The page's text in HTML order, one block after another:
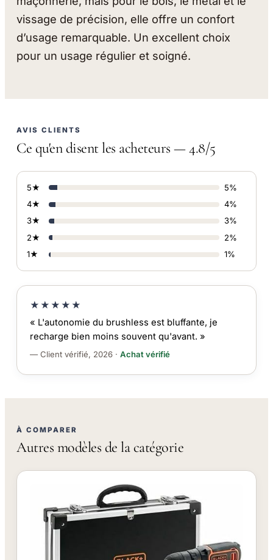
vissage de précision, elle offre un confort
d’usage remarquable. Un excellent choix
pour un usage régulier et soigné.
AVIS CLIENTS
Ce qu'en disent les acheteurs — 4.8/5
5★
5%
4★
4%
3★
3%
2★
2%
1★
1%
★★★★★
« L'autonomie du brushless est bluffante, je
recharge bien moins souvent qu'avant. »
— Client vérifié, 2026 · Achat vérifié
À COMPARER
Autres modèles de la catégorie